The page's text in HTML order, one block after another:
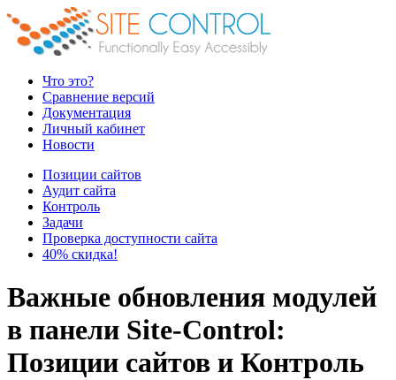
Что это?
Сравнение версий
Документация
Личный кабинет
Новости
Позиции сайтов
Аудит сайта
Контроль
Задачи
Проверка доступности сайта
40% скидка!
Важные обновления модулей
в панели Site-Control:
Позиции сайтов и Контроль